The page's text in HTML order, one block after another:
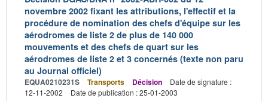
novembre 2002 fixant les attributions, l'effectif et la
procédure de nomination des chefs d'équipe sur les
aérodromes de liste 2 de plus de 140 000
mouvements et des chefs de quart sur les
aérodromes de liste 2 et 3 concernés (texte non paru
au Journal officiel)
EQUA0210231S Transports Décision
Date de signature :
12-11-2002
Date de publication : 25-01-2003